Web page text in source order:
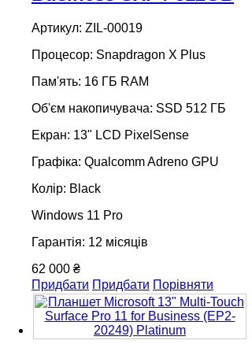
Артикул: ZIL-00019
Процесор: Snapdragon X Plus
Пам'ять: 16 ГБ RAM
Об'єм накопичувача: SSD 512 ГБ
Екран: 13" LCD PixelSense
Графіка: Qualcomm Adreno GPU
Колір: Black
Windows 11 Pro
Гарантія: 12 місяців
62 000 ₴
Придбати Придбати Порівняти